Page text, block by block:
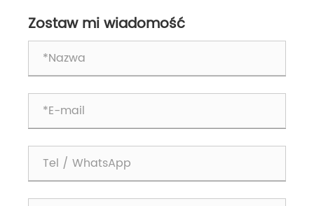
typami zgrzewarek punktowych
Zostaw mi wiadomość